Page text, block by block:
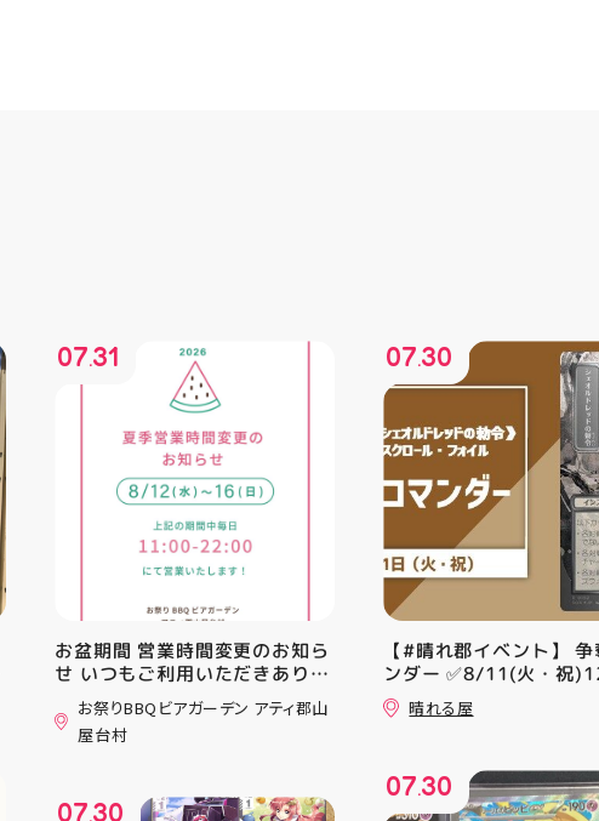
07.31
お盆期間 営業時間変更のお知ら
せ いつもご利用いただきありが
とうございます！ 8月12日
(水)〜8月16日(日) は、 営業時
間を変更して営業いたします
みいただけます ご家族とのお食
お祭りBBQビアガーデン アティ郡山
屋台村
07.30
07.30
【#晴れ郡イベント】
ンダー ✅8/11(火・祝
⚔️イベント構成⚔️ スイス
+決勝ラウンド 🏆賞品
レッドの勅令》シルバ
ール・Foil×1枚 2-4位：
2,000pt 5-8位：
晴れる屋
07.30